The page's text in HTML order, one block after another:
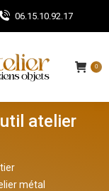
06.15.10.92.17
0
atelier
métal